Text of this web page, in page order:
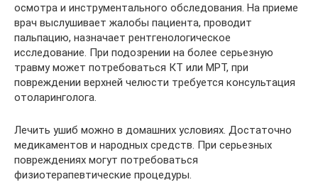
осмотра и инструментального обследования. На приеме
врач выслушивает жалобы пациента, проводит
пальпацию, назначает рентгенологическое
исследование. При подозрении на более серьезную
травму может потребоваться КТ или МРТ, при
повреждении верхней челюсти требуется консультация
отоларинголога.
Лечить ушиб можно в домашних условиях. Достаточно
медикаментов и народных средств. При серьезных
повреждениях могут потребоваться
физиотерапевтические процедуры.